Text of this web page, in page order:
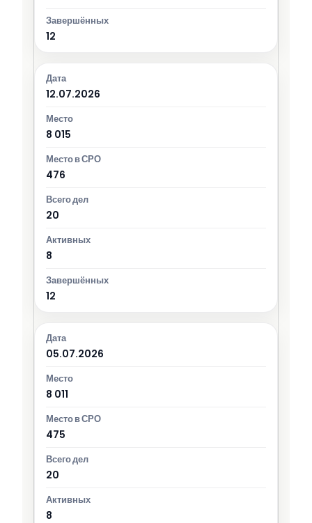
12
12.07.2026
8 015
476
20
8
12
05.07.2026
8 011
475
20
8